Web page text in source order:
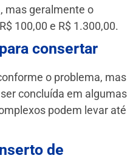
mas geralmente o
100,00 e R$ 1.300,00.
consertar
o problema, mas
concluída em algumas
podem levar até
de